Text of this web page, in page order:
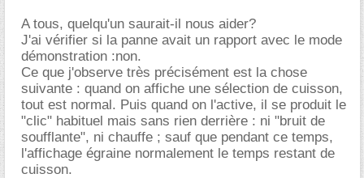
A tous, quelqu'un saurait-il nous aider?
J'ai vérifier si la panne avait un rapport avec le mode
démonstration :non.
Ce que j'observe très précisément est la chose
suivante : quand on affiche une sélection de cuisson,
tout est normal. Puis quand on l'active, il se produit le
"clic" habituel mais sans rien derrière : ni "bruit de
soufflante", ni chauffe ; sauf que pendant ce temps,
l'affichage égraine normalement le temps restant de
cuisson.